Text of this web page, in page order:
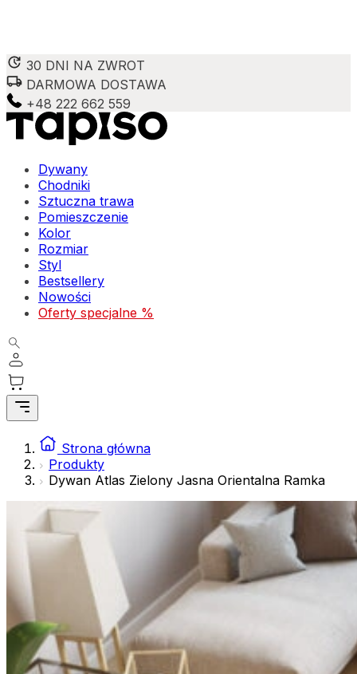
30 DNI NA ZWROT
DARMOWA DOSTAWA
+48 222 662 559
Dywany
Chodniki
Sztuczna trawa
Pomieszczenie
Kolor
Rozmiar
Styl
Bestsellery
Nowości
Oferty specjalne %
Strona główna
Produkty
Dywan Atlas Zielony Jasna Orientalna Ramka
Wykorzystujemy pliki cookie do spersonalizowania treści
Partnerzy mogą połączyć te informacje z innymi danymi
nich. Te pliki cookie nie przechowują żadnych danych
preferowany język lub region, w którym znajduje się
Statystyka
istotne i interesujące dla poszczególnych użytkowników
Nieklasyfikowane
Nieklasyfikowane pliki cookie, to pliki, które są w